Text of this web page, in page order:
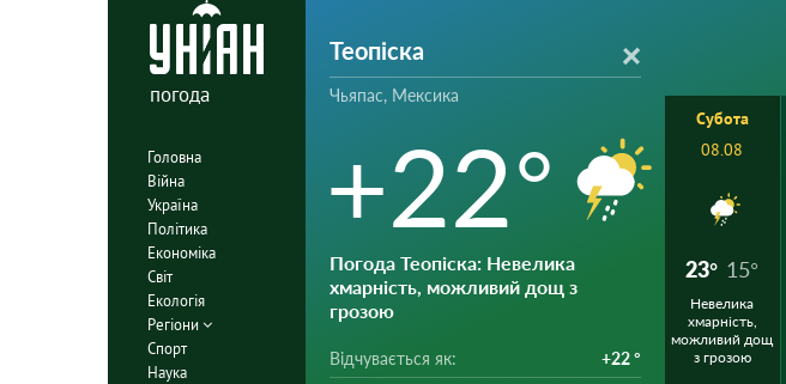
погода
Головна
Війна
Україна
Політика
Економіка
Світ
Екологія
Регіони
Спорт
Наука
Теопіска
Чьяпас, Мексика
+22°
Погода Теопіска: Невелика
хмарність, можливий дощ з
грозою
Відчувається як: +22 °
Субота
08.08
23° 15°
Невелика
хмарність,
можливий дощ
з грозою